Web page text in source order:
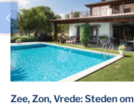
Zee, Zon, Vrede: Steden om